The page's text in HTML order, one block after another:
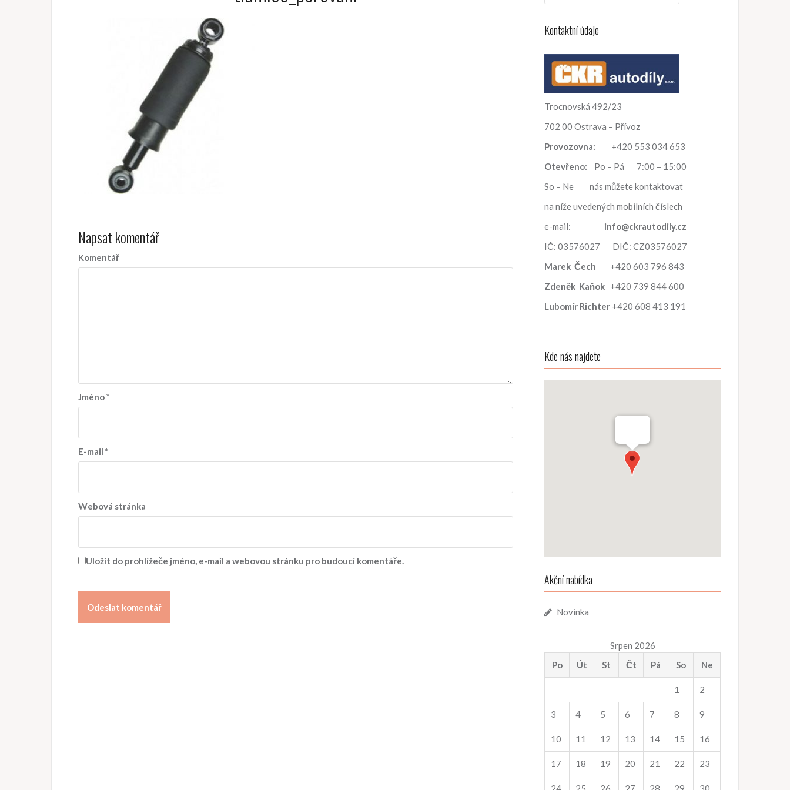
Napsat komentář
Komentář
Jméno*
E-mail *
Webová stránka
Uložit do prohlížeče jméno, e-mail a webovou stránku pro budoucí komentáře.
h
e
á
n
Kontaktní údaje
Trocnovská 492/23
702 00 Ostrava – Přívoz
Provozovna:
+420 553 034 653
Otevřeno: Po – Pá 7:00 – 15:00
So – Ne nás můžete kontaktovat
na níže uvedených mobilních číslech
e-mail: info@ckrautodily.cz
IČ: 03576027 DIČ: CZ03576027
Marek Čech
+420 603 796 843
Zdeněk Kaňok +420 739 844 600
Lubomír Richter +420 608 413 191
Kde nás najdete
Akční nabídka
Novinka
Srpen 2026
Po
Út St Čt Pá So Ne
1 2
3 4 5 6 7 8 9
10 11 12 13 14 15 16
17 18 19 20 21 22 23